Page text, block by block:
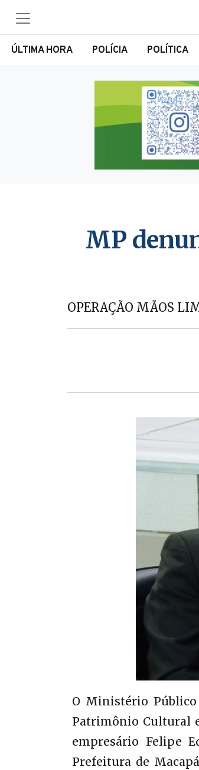
ÚLTIMA HORA POLÍCIA POLÍTICA
MP
OPERAÇÃO MÃOS
O Ministério
Patrimônio Cultural
empresário Felipe
Prefeitura de